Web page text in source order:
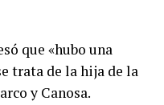
que «hubo una
trata de la hija de la
y Canosa.